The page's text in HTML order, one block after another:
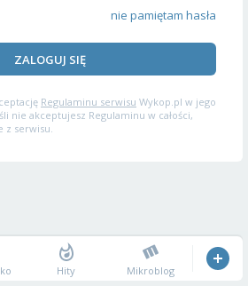
nie pamiętam hasła
ZALOGUJ SIĘ
Regulaminu serwisu Wykop.pl w jego
nie akceptujesz Regulaminu w całości,
z serwisu.
Hity Mikroblog